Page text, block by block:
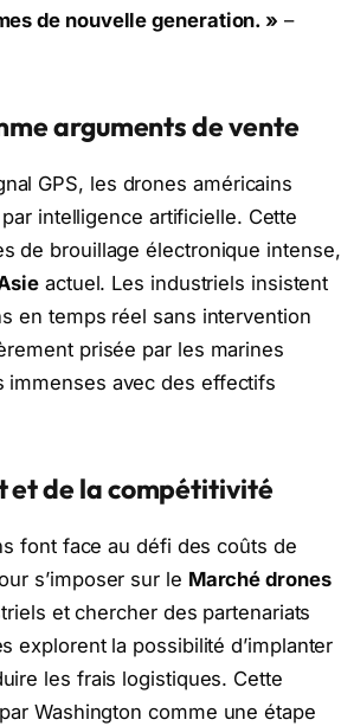
de nouvelle generation. » –
arguments de vente
GPS, les drones américains
intelligence artificielle. Cette
de brouillage électronique intense,
actuel. Les industriels insistent
en temps réel sans intervention
prisée par les marines
immenses avec des effectifs
et de la compétitivité
font face au défi des coûts de
s’imposer sur le Marché drones
et chercher des partenariats
explorent la possibilité d’implanter
les frais logistiques. Cette
Washington comme une étape